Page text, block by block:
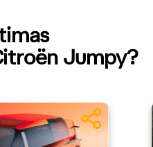
Jumpy?